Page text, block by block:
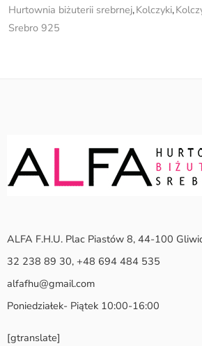
Hurtownia biżuterii srebrnej,Kolczyki,
Srebro 925
ALFA F.H.U. Plac Piastów 8, 44-100
32 238 89 30, +48 694 484 535
alfafhu@gmail.com
Poniedziałek- Piątek 10:00-16:00
[gtranslate]